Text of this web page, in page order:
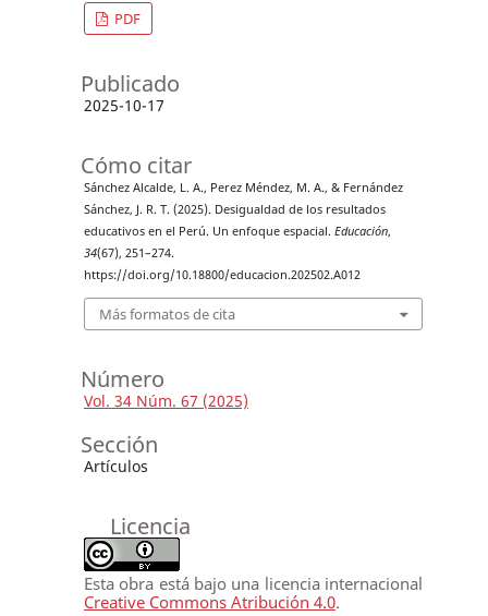
PDF
Publicado
2025-10-17
Cómo citar
Sánchez Alcalde, L. A., Perez Méndez, M. A., & Fernández
Sánchez, J. R. T. (2025). Desigualdad de los resultados
educativos en el Perú. Un enfoque espacial. Educación,
34(67), 251–274.
https://doi.org/10.18800/educacion.202502.A012
Más formatos de cita
Número
Vol. 34 Núm. 67 (2025)
Sección
Artículos
Licencia
Esta obra está bajo una licencia internacional
Creative Commons Atribución 4.0.